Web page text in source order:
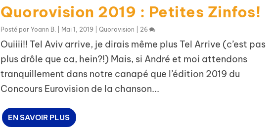
Quorovision 2019 : Petites Zinfos!
Posté parYoann B. Mai 1, 2019 |Quorovision 26
Ouiiii!! Tel Aviv arrive, je dirais même plus Tel Arrive (c’est pas
plus drôle que ca, hein?!) Mais, si André et moi attendons
tranquillement dans notre canapé que l’édition 2019 du
Concours Eurovision de la chanson...
EN SAVOIR PLUS